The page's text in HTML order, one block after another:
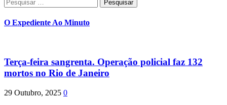
por:
O Expediente Ao Minuto
Terça-feira sangrenta. Operação policial faz 132
mortos no Rio de Janeiro
29 Outubro, 2025 0